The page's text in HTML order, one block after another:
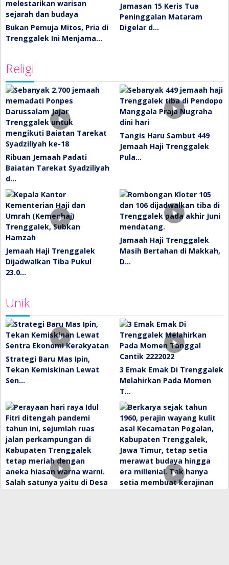
Bukan Pemuja Mitos, Pria di
Trenggalek Ini Menjama…
Jamasan 15 Keris Tua
Peninggalan Mataram
Digelar d…
Religi
Ribuan Jemaah Padati
Baiatan Tarekat Syadziliyah
d…
Tangis Haru Sambut 449
Jemaah Haji Trenggalek
Pula…
Jemaah Haji Trenggalek
Dijadwalkan Tiba Pukul
23.0…
Jamaah Haji Trenggalek
Masih Bertahan di Makkah,
D…
Unik
Strategi Baru Mas Ipin,
Tekan Kemiskinan Lewat
Sen…
3 Emak Emak Di Trenggalek
Melahirkan Pada Momen
T…